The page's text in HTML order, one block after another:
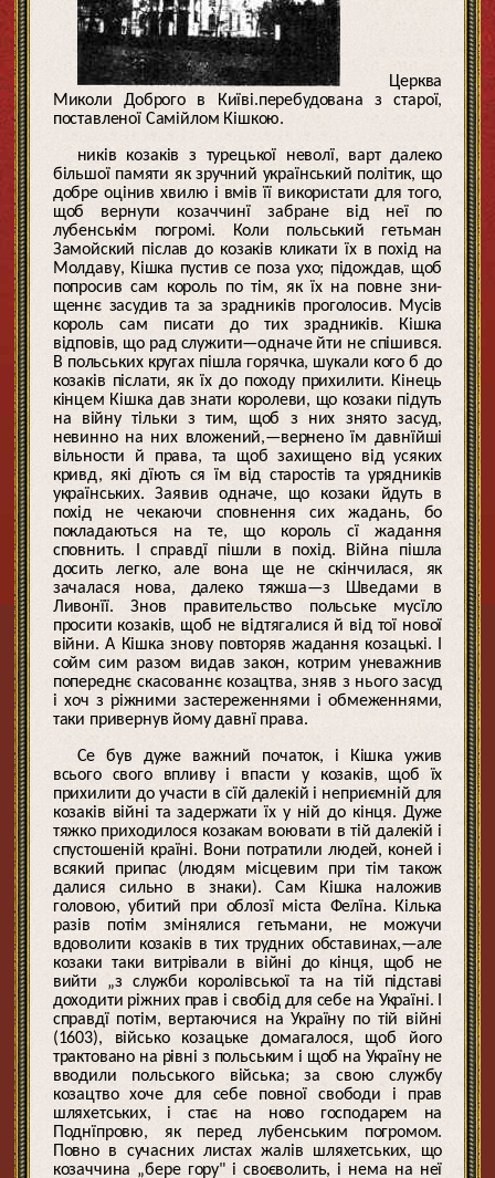
Церква
Миколи Доброго в Київі.перебудована з старої,
поставленої Самійлом Кішкою.
ників козаків з турецької неволї, варт далеко
більшої памяти як зручний український політик, що
добре оцінив хвилю і вмів її використати для того,
щоб вернути козаччинї забране від неї по
лубенськім погромі. Коли польський гетьман
Замойский післав до козаків кликати їх в похід на
Молдаву, Кішка пустив се поза ухо; підождав, щоб
попросив сам король по тім, як їх на повне зни-
щеннє засудив та за зрадників проголосив. Мусів
король сам писати до тих зрадників. Кішка
відповів, що рад служити—одначе йти не спішився.
В польських кругах пішла горячка, шукали кого б до
козаків післати, як їх до походу прихилити. Кінець
кінцем Кішка дав знати королеви, що козаки підуть
на війну тільки з тим, щоб з них знято засуд,
невинно на них вложений,—вернено їм давнїйші
вільности й права, та щоб захищено від усяких
кривд, які дїють ся їм від старостів та урядників
українських. Заявив одначе, що козаки йдуть в
похід не чекаючи сповнення сих жадань, бо
покладаються на те, що король сї жадання
сповнить. І справдї пішли в похід. Війна пішла
досить легко, але вона ще не скінчилася, як
зачалася нова, далеко тяжша—з Шведами в
Ливонїї. Знов правительство польське мусїло
просити козаків, щоб не відтягалися й від тої нової
війни. А Кішка знову повторяв жадання козацькі. І
сойм сим разом видав закон, котрим уневажнив
попереднє скасованнє козацтва, зняв з нього засуд
і хоч з ріжними застереженнями і обмеженнями,
таки привернув йому давнї права.
Се був дуже важний початок, і Кішка ужив
всього свого впливу і впасти у козаків, щоб їх
прихилити до участи в сїй далекій і неприємній для
козаків війні та задержати їх у ній до кінця. Дуже
тяжко приходилося козакам воювати в тій далекій і
спустошеній країні. Вони потратили людей, коней і
всякий припас (людям місцевим при тім також
далися сильно в знаки). Сам Кішка наложив
головою, убитий при облозї міста Фелїна. Кілька
разів потім змінялися гетьмани, не можучи
вдоволити козаків в тих трудних обставинах,—але
козаки таки витрівали в війні до кінця, щоб не
вийти „з служби королівської та на тій підставі
доходити ріжних прав і свобід для себе на Україні. І
справдї потім, вертаючися на Україну по тій війні
(1603), військо козацьке домагалося, щоб його
трактовано на рівні з польським і щоб на Україну не
вводили польського війська; за свою службу
козацтво хоче для себе повної свободи і прав
шляхетських, і стає на ново господарем на
Поднїпровю, як перед лубенським погромом.
Повно в сучасних листах жалів шляхетських, що
козаччина „бере гору" і своєволить, і нема на неї